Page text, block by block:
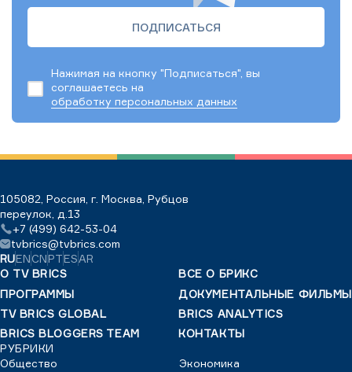
Нажимая на кнопку "Подписаться", вы
соглашаетесь на
обработку персональных данных
105082, Россия, г. Москва, Рубцов
переулок, д.13
+7 (499) 642-53-04
tvbrics@tvbrics.com
RUENCNPTESAR
О TV BRICS
ВСЕ О БРИКС
ПРОГРАММЫ
ДОКУМЕНТАЛЬНЫЕ ФИЛЬМЫ
TV BRICS GLOBAL
BRICS ANALYTICS
BRICS BLOGGERS TEAM
КОНТАКТЫ
РУБРИКИ
Общество
Экономика